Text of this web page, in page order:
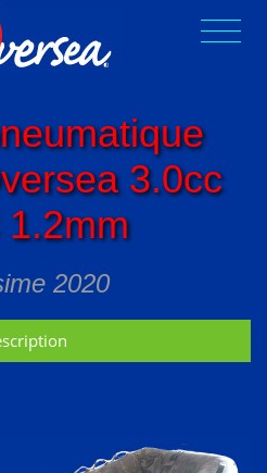
3.0cc
1.2mm
2020